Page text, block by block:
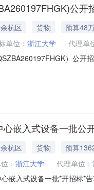
公开
杭区 货物
预算48
单位： 浙江大学
代理单
）公开
约期限：合同签订后1个
嵌入式设备一批公
杭区 货物
预算
： 浙江大学 代理单位：
嵌入式设备一批*开招标*